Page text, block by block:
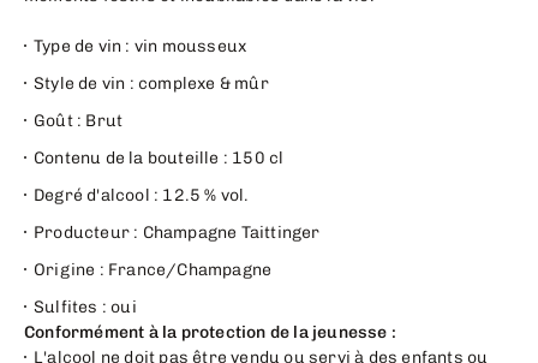
Type de vin : vin mousseux
Style de vin : complexe & mûr
Goût : Brut
Contenu de la bouteille : 150 cl
Degré d'alcool : 12.5 % vol.
Producteur : Champagne Taittinger
Origine : France/Champagne
Sulfites : oui
Conformément à la protection de la jeunesse :
L'alcool ne doit pas être vendu ou servi à des enfants ou